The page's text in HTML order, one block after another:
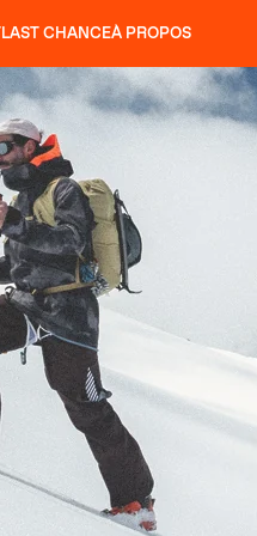
104 LITE
SLAP 92 UBAC 102
LAST CHANCEÀ PROPOS